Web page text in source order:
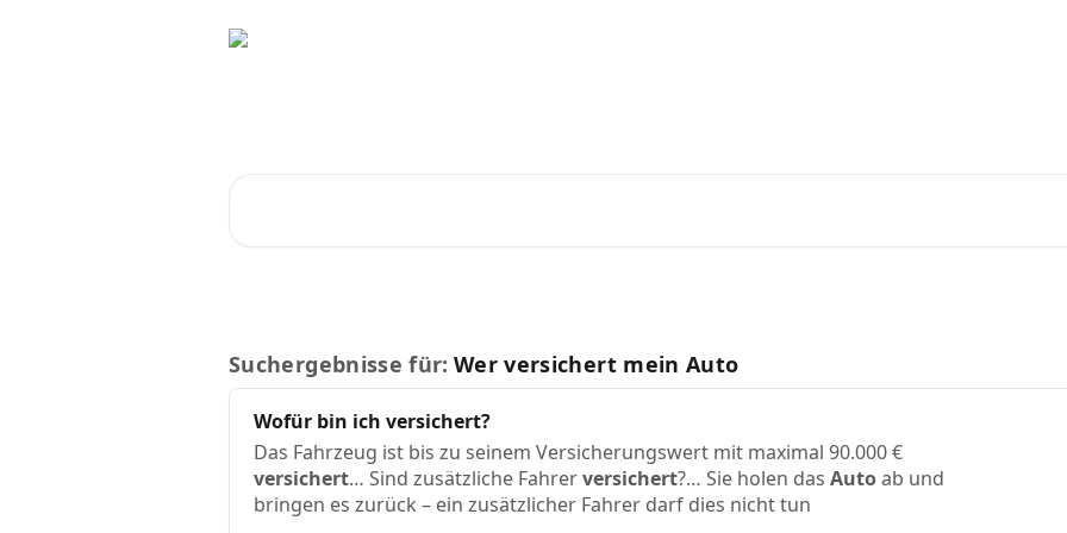
Suchergebnisse für: Wer versichert mein Auto
Wofür bin ich versichert?
Das Fahrzeug ist bis zu seinem Versicherungswert mit maximal 90.000 €
versichert… Sind zusätzliche Fahrerversichert?… Sie holen das Autoab und
bringen es zurück – ein zusätzlicher Fahrer darf dies nicht tun